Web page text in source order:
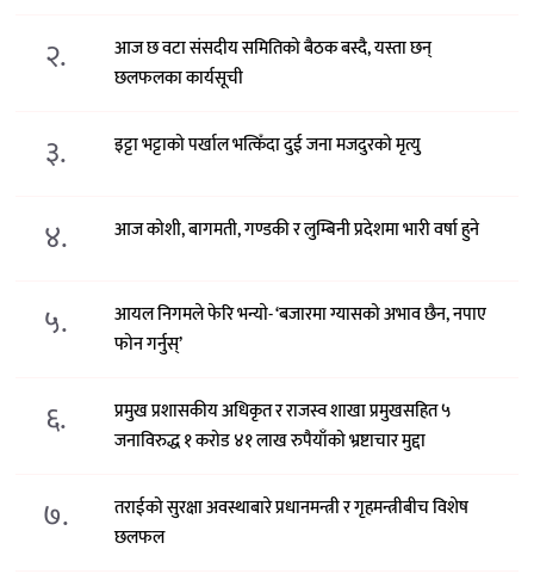
२.
आज छ वटा संसदीय समितिको बैठक बस्दै, यस्ता छन्
छलफलका कार्यसूची
३. इट्टा भट्टाको पर्खाल भत्किँदा दुई जना मजदुरको मृत्यु
४. आज कोशी, बागमती, गण्डकी र लुम्बिनी प्रदेशमा भारी वर्षा हुने
५.
आयल निगमले फेरि भन्याे- ‘बजारमा ग्यासको अभाव छैन, नपाए
फोन गर्नुस्’
६.
प्रमुख प्रशासकीय अधिकृत र राजस्व शाखा प्रमुखसहित ५
जनाविरुद्ध १ करोड ४१ लाख रुपैयाँको भ्रष्टाचार मुद्दा
७.
तराईको सुरक्षा अवस्थाबारे प्रधानमन्त्री र गृहमन्त्रीबीच विशेष
छलफल